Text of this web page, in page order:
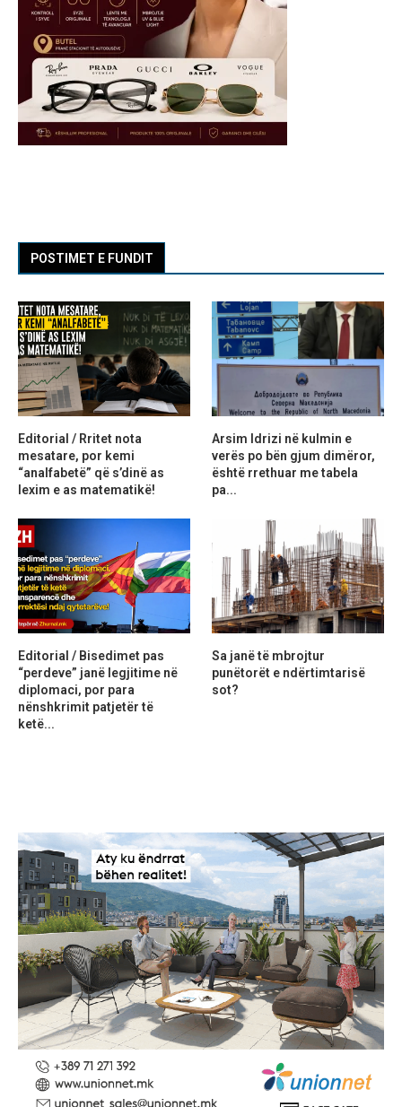
POSTIMET E FUNDIT
Editorial / Rritet nota
mesatare, por kemi
“analfabetë” që s’dinë as
lexim e as matematikë!
Arsim Idrizi në kulmin e
verës po bën gjum dimëror,
është rrethuar me tabela
pa...
Editorial / Bisedimet pas
“perdeve” janë legjitime në
diplomaci, por para
nënshkrimit patjetër të
ketë...
Sa janë të mbrojtur
punëtorët e ndërtimtarisë
sot?